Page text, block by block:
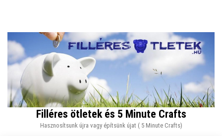
Filléres ötletek és 5 Minute Crafts
Hasznosítsunk újra vagy építsünk újat ( 5 Minute Crafts)